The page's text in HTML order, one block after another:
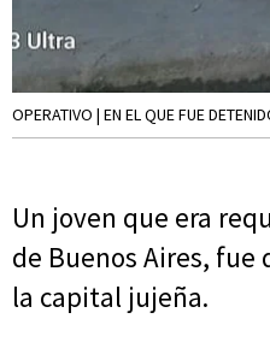
OPERATIVO | EN EL QUE FUE
Un joven que era
de Buenos Aires,
la capital jujeña.